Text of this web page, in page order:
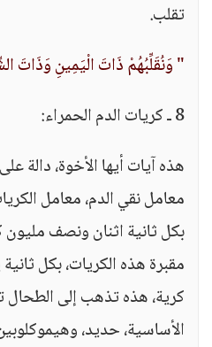
تقلب.
" وَنُقَلِّبُهُمْ ذَاتَ الْيَمِينِ وَذَاتَ
8 ـ كريات الدم الحمراء:
هذه آيات أيها الأخوة، دالة
معامل نقي الدم، معامل
بكل ثانية اثنان ونصف
مقبرة هذه الكريات، بكل
كرية، هذه تذهب إلى الطحال
الأساسية، حديد،